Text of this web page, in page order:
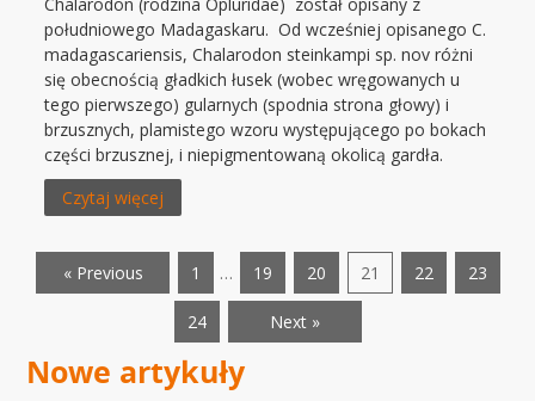
południowego Madagaskaru. Od wcześniej opisanego C.
madagascariensis, Chalarodon steinkampi sp. nov różni
się obecnością gładkich łusek (wobec wręgowanych u
tego pierwszego) gularnych (spodnia strona głowy) i
brzusznych, plamistego wzoru występującego po bokach
części brzusznej, i niepigmentowaną okolicą gardła.
Czytaj więcej
« Previous 1 … 19 20 21 22 23
24 Next »
Nowe artykuły